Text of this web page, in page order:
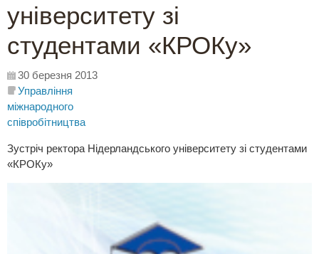
університету зі
студентами «КРОКу»
30 березня 2013
Управління
міжнародного
співробітництва
Зустріч ректора Нідерландського університету зі студентами
«КРОКу»